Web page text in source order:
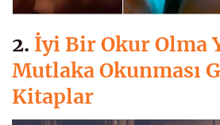
2. İyi Bir Okur Olma
Mutlaka Okunması
Kitaplar